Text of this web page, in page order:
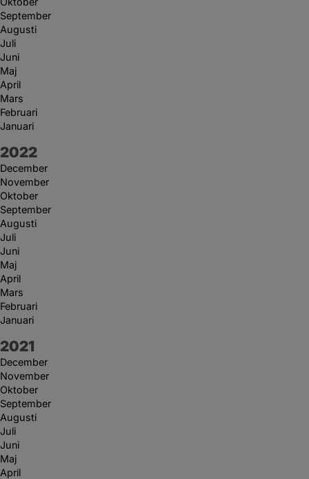
September
Augusti
Juli
Juni
Maj
April
Mars
Februari
Januari
År:
2022
December
November
Oktober
September
Augusti
Juli
Juni
Maj
April
Mars
Februari
Januari
År:
2021
December
November
Oktober
September
Augusti
Juli
Juni
Maj
April